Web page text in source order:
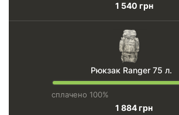
1 540 грн
Рюкзак Ranger 75 л.
сплачено 100%
1 884 грн